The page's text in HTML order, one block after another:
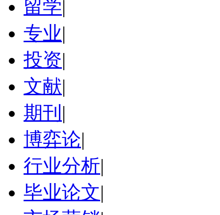
留学|
专业|
投资|
文献|
期刊 |
博弈论|
行业分析|
毕业论文|